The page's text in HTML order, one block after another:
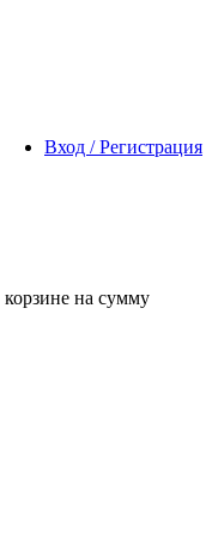
Вход / Регистрация
на сумму